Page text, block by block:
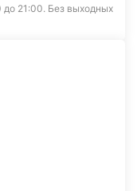
21:00. Без выходных